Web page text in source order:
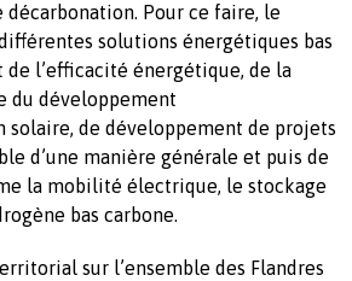
décarbonation. Pour ce faire, le
solutions énergétiques bas
l’efficacité énergétique, de la
du développement
solaire, de développement de projets
d’une manière générale et puis de
la mobilité électrique, le stockage
bas carbone.
sur l’ensemble des Flandres